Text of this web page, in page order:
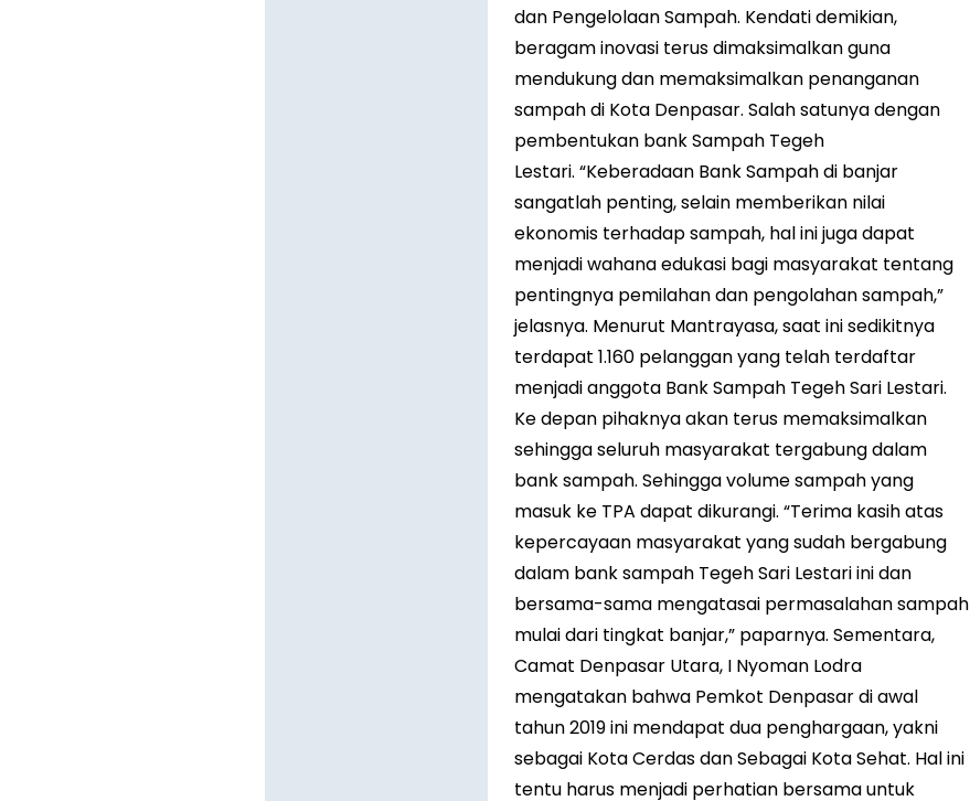
dan Pengelolaan Sampah. Kendati demikian,
beragam inovasi terus dimaksimalkan guna
mendukung dan memaksimalkan penanganan
sampah di Kota Denpasar. Salah satunya dengan
pembentukan bank Sampah Tegeh
Lestari. “Keberadaan Bank Sampah di banjar
sangatlah penting, selain memberikan nilai
ekonomis terhadap sampah, hal ini juga dapat
menjadi wahana edukasi bagi masyarakat tentang
pentingnya pemilahan dan pengolahan sampah,”
jelasnya. Menurut Mantrayasa, saat ini sedikitnya
terdapat 1.160 pelanggan yang telah terdaftar
menjadi anggota Bank Sampah Tegeh Sari Lestari.
Ke depan pihaknya akan terus memaksimalkan
sehingga seluruh masyarakat tergabung dalam
bank sampah. Sehingga volume sampah yang
masuk ke TPA dapat dikurangi. “Terima kasih atas
kepercayaan masyarakat yang sudah bergabung
dalam bank sampah Tegeh Sari Lestari ini dan
bersama-sama mengatasai permasalahan sampah
mulai dari tingkat banjar,” paparnya. Sementara,
Camat Denpasar Utara, I Nyoman Lodra
mengatakan bahwa Pemkot Denpasar di awal
tahun 2019 ini mendapat dua penghargaan, yakni
sebagai Kota Cerdas dan Sebagai Kota Sehat. Hal ini
tentu harus menjadi perhatian bersama untuk